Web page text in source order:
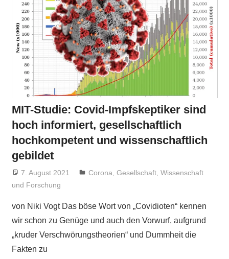
MIT-Studie: Covid-Impfskeptiker sind
hoch informiert, gesellschaftlich
hochkompetent und wissenschaftlich
gebildet
7. August 2021 Niki Vogt
Corona ,Gesellschaft ,Wissenschaft
und Forschung
von Niki Vogt Das böse Wort von „Covidioten“ kennen
wir schon zu Genüge und auch den Vorwurf, aufgrund
„kruder Verschwörungstheorien“ und Dummheit die
Fakten zu